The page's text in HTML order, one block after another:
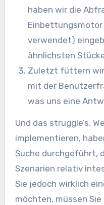
haben wir die
Einbettungsmotor
verwendet)
ähnlichsten
Zuletzt füttern wir
mit der
was uns eine
Und das struggle’s.
implementieren,
Suche durchgeführt,
Szenarien relativ
Sie jedoch wirklich
möchten, müssen